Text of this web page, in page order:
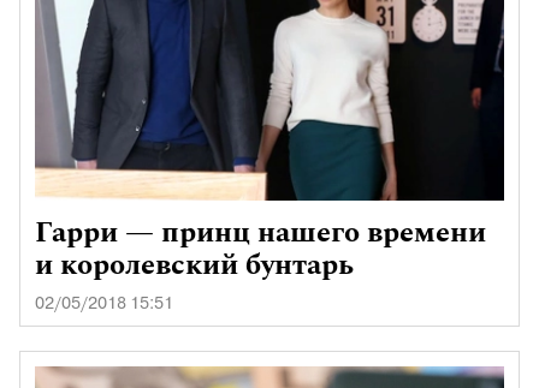
Гарри — принц нашего времени
и королевский бунтарь
02/05/2018 15:51